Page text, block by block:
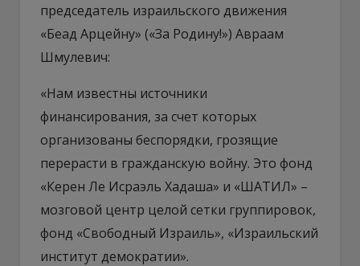
председатель израильского движения
«Беад Арцейну» («За Родину!») Авраам
Шмулевич:
«Нам известны источники
финансирования, за счет которых
организованы беспорядки, грозящие
перерасти в гражданскую войну. Это фонд
«Керен Ле Исраэль Хадаша» и «ШАТИЛ» –
мозговой центр целой сетки группировок,
фонд «Свободный Израиль», «Израильский
институт демократии».